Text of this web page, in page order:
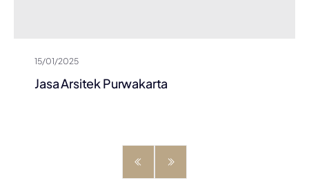
15/01/2025
Jasa Arsitek Purwakarta